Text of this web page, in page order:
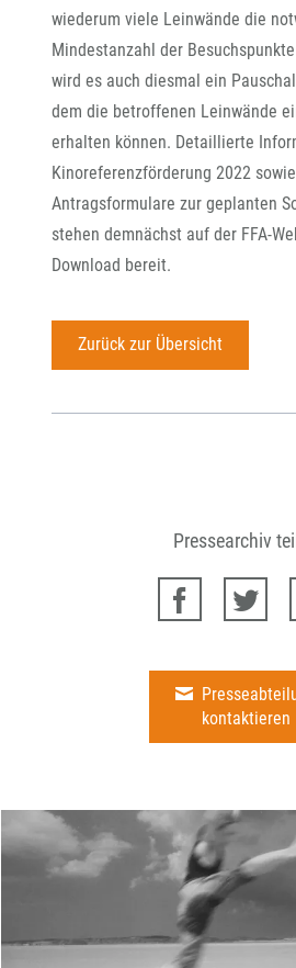
wiederum viele Leinwände die
Mindestanzahl der
wird es auch diesmal ein
dem die betroffenen Leinwände
erhalten können. Detaillierte
Kinoreferenzförderung 2022
Antragsformulare zur geplanten
stehen demnächst auf der FFA-
Download bereit.
Zurück zur Übersicht
Pressearchiv
kontaktieren